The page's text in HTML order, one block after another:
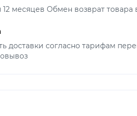
12 месяцев Обмен возврат товара
доставки согласно тарифам